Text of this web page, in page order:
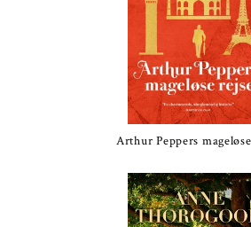
Arthur Peppers